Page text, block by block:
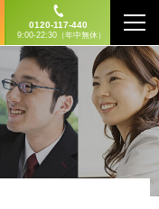
0120-117-440
9:00-22:30（年中無休）